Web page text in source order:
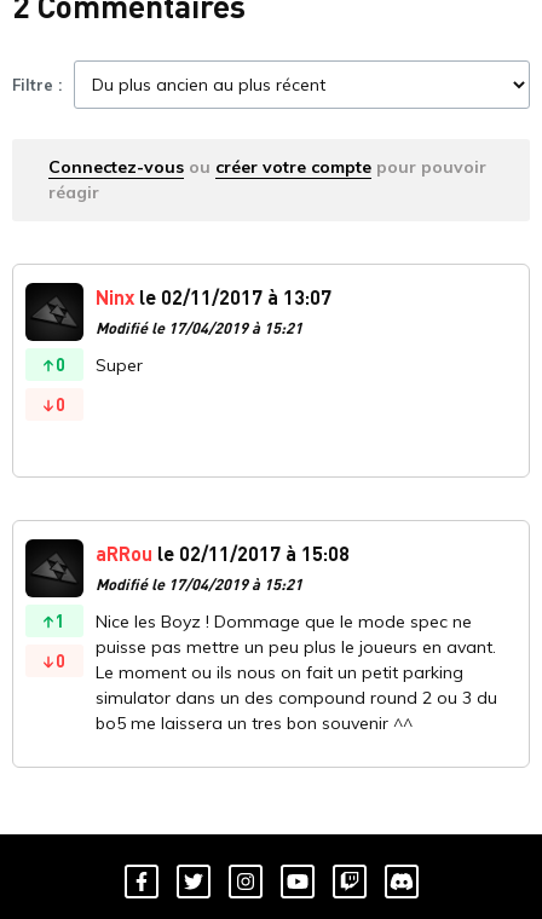
Filtre :
Connectez-vous ou créer votre compte pour pouvoir
réagir
0
0
Ninx le 02/11/2017 à 13:07
Modifié le 17/04/2019 à 15:21
Super
1
0
aRRou le 02/11/2017 à 15:08
Modifié le 17/04/2019 à 15:21
Nice les Boyz ! Dommage que le mode spec ne
puisse pas mettre un peu plus le joueurs en avant.
Le moment ou ils nous on fait un petit parking
simulator dans un des compound round 2 ou 3 du
bo5 me laissera un tres bon souvenir ^^